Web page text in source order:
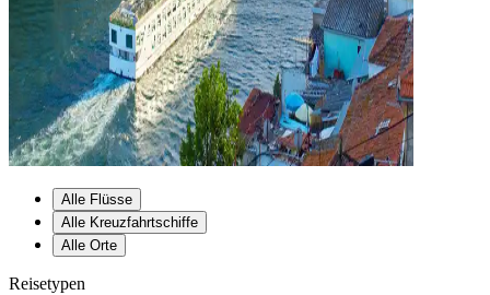
Alle Flüsse
Alle Kreuzfahrtschiffe
Alle Orte
Reisetypen